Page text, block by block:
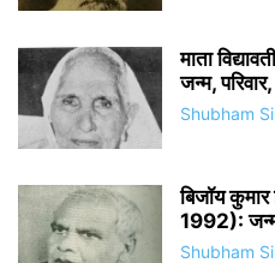
माता
जन्म,
Shubham
बिजॉय
1992):
Shubham